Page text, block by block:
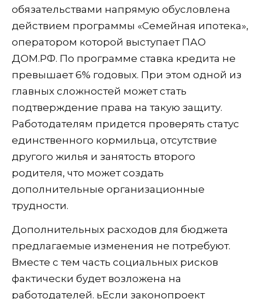
обязательствами напрямую обусловлена
действием программы «Семейная ипотека»,
оператором которой выступает ПАО
ДОМ.РФ. По программе ставка кредита не
превышает 6% годовых. При этом одной из
главных сложностей может стать
подтверждение права на такую защиту.
Работодателям придется проверять статус
единственного кормильца, отсутствие
другого жилья и занятость второго
родителя, что может создать
дополнительные организационные
трудности.
Дополнительных расходов для бюджета
предлагаемые изменения не потребуют.
Вместе с тем часть социальных рисков
фактически будет возложена на
работодателей. ьЕсли законопроект